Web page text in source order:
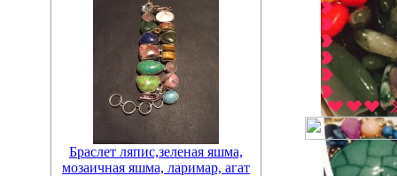
Браслет ляпис,зеленая яшма,
мозаичная яшма, ларимар, агат